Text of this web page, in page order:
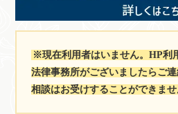
※現在利用者はいません。HP利
法律事務所がございましたらご
相談はお受けすることができませ